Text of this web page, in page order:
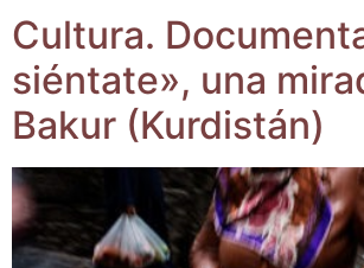
Cul­tu­ra.
sién­ta­te», una
Bakur (Kur­dis­tán)